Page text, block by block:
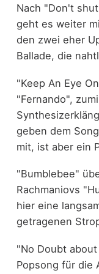
Nach "Don't
geht es weiter
den zwei eher
Ballade, die
"Keep An Eye
"Fernando",
geben dem
mit, ist aber ein
"Bumblebee"
Rachmaniovs
hier eine
getragenen
"No Doubt
Popsong für die